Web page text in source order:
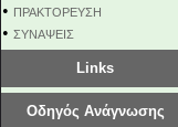
• ΠΡΑΚΤΟΡΕΥΣΗ
• ΣΥΝΑΨΕΙΣ
Links
Οδηγός Ανάγνωσης